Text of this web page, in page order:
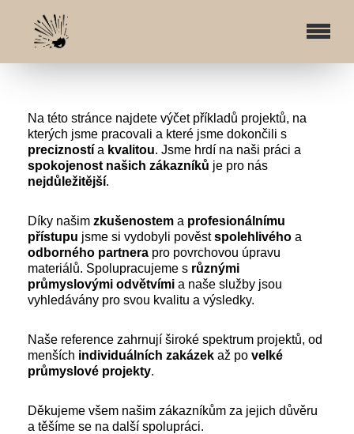
Na této stránce najdete výčet příkladů projektů, na
kterých jsme pracovali a které jsme dokončili s
precizností a kvalitou. Jsme hrdí na naši práci a
spokojenost našich zákazníků je pro nás
nejdůležitější.
Díky našim zkušenostem a profesionálnímu
přístupu jsme si vydobyli pověstspolehlivého a
odborného partnera pro povrchovou úpravu
materiálů. Spolupracujeme s různými
průmyslovými odvětvími a naše služby jsou
vyhledávány pro svou kvalitu a výsledky.
Naše reference zahrnují široké spektrum projektů, od
menších individuálních zakázek až po velké
průmyslové projekty.
Děkujeme všem našim zákazníkům za jejich důvěru
a těšíme se na další spolupráci.